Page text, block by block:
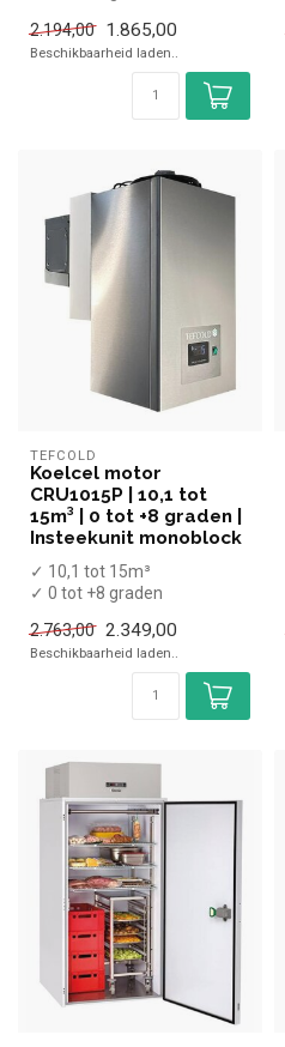
✓ 860 Watt
✓ Stekk...
2.194,00 1.865,00
Beschikbaarheid laden..
TEFCOLD
Koelcel motor
CRU1015P | 10,1 tot
15m³ | 0 tot +8 graden |
Insteekunit monoblock
✓ 10,1 tot 15m³
✓ 0 tot +8 graden
✓ 910 Watt
✓ Stekk...
2.763,00 2.349,00
Beschikbaarheid laden..